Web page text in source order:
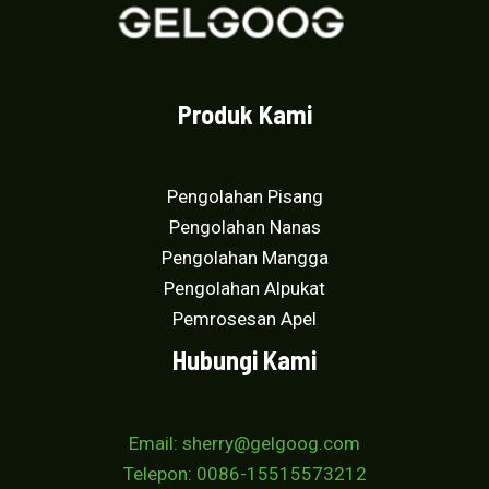
Produk Kami
Pengolahan Pisang
Pengolahan Nanas
Pengolahan Mangga
Pengolahan Alpukat
Pemrosesan Apel
Hubungi Kami
Email: sherry@gelgoog.com
Telepon: 0086-15515573212